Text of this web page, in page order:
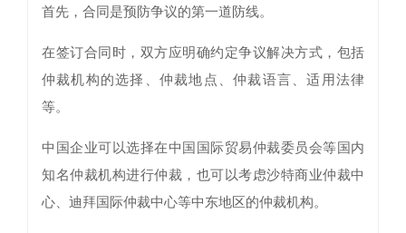
首先，合同是预防争议的第一道防线。
在签订合同时，双方应明确约定争议解决方式，包括
仲裁机构的选择、仲裁地点、仲裁语言、适用法律
等。
中国企业可以选择在中国国际贸易仲裁委员会等国内
知名仲裁机构进行仲裁，也可以考虑沙特商业仲裁中
心、迪拜国际仲裁中心等中东地区的仲裁机构。